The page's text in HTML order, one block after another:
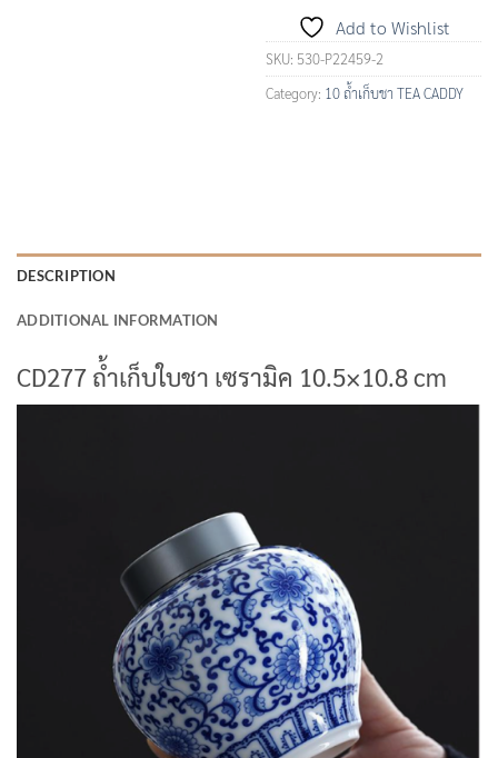
Add to Wishlist
SKU: 530-P22459-2
Category: 10 ถ้ำเก็บชา TEA CADDY
DESCRIPTION
ADDITIONAL INFORMATION
CD277 ถ้ำเก็บใบชา เซรามิค 10.5×10.8 cm